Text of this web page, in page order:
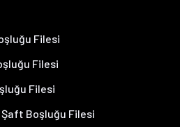
Filesi
Filesi
Filesi
Şaft Boşluğu Filesi